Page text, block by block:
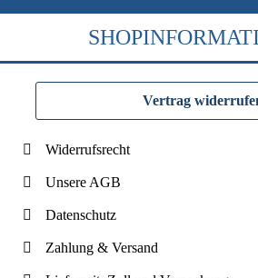
Vertrag
Widerrufsrecht
Unsere AGB
Datenschutz
Zahlung & Versand